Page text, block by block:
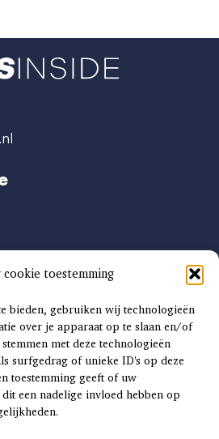
cookie toestemming
bieden, gebruiken wij technologieën
over je apparaat op te slaan en/of
met deze technologieën
surfgedrag of unieke ID's op deze
toestemming geeft of uw
een nadelige invloed hebben op
incasso